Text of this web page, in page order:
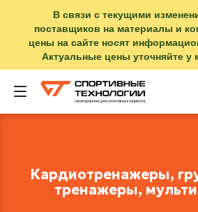
В связи с текущими
поставщиков на материалы и
цены на сайте носят
Актуальные цены уточняйте у
Кардиотренажеры,
тренажеры,